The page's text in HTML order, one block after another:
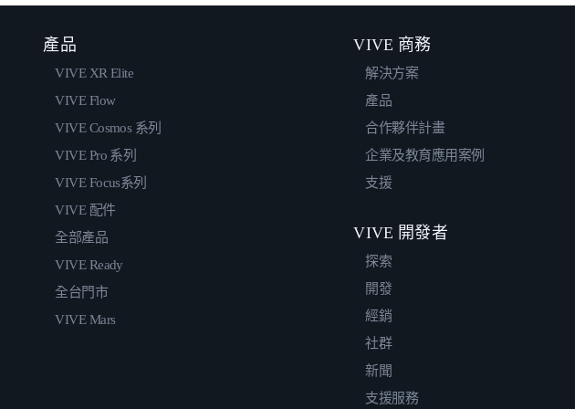
產品
VIVE XR Elite
VIVE Flow
VIVE Cosmos 系列
VIVE Pro 系列
VIVE Focus系列
VIVE 配件
全部產品
VIVE Ready
全台門市
VIVE Mars
VIVE 商務
解決方案
產品
合作夥伴計畫
企業及教育應用案例
支援
VIVE 開發者
探索
開發
經銷
社群
新聞
支援服務